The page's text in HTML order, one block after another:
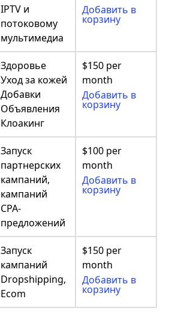
IPTV и
потоковому
мультимедиа
Добавить в
корзину
Здоровье
Уход за кожей
Добавки
Объявления
Клоакинг
$150 per
month
Добавить в
корзину
Запуск
партнерских
кампаний,
кампаний
CPA-
предложений
$100 per
month
Добавить в
корзину
Запуск
кампаний
Dropshipping,
Ecom
$150 per
month
Добавить в
корзину